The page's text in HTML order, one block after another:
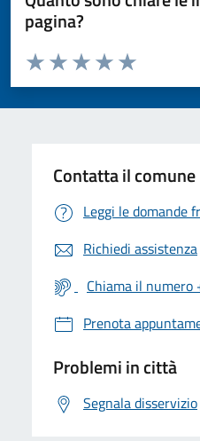
pagina?
Valuta da 1 a 5 stelle la pagina
Valuta 5
Valuta 4 stelle su
Valuta 3 stelle su 5
Valuta 2 stelle su 5
Valuta 1 stelle su 5
Contatta il comune
Leggi le domande
Richiedi assistenza
Chiama il
Prenota
Problemi in città
Segnala disservizio